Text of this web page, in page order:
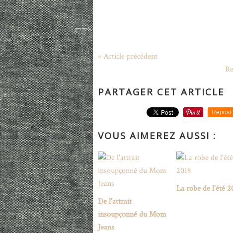
« Article précédent
PARTAGER CET ARTICLE
Repost
VOUS AIMEREZ AUSSI :
De l'attrait
insoupçonné du Mom
Jeans
La robe de l'été